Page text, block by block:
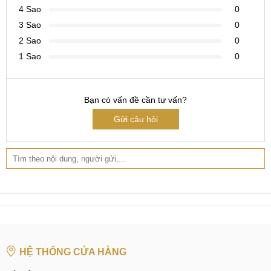
Bước 4: Linh kiện camera chính hãng được mang tới khách
hàng kiểm tra.
Bước 5: Quá trình thay camera iPhone SE từ 1 đến 2 tiếng
là khách hàng có thể lấy ngay.
: Kỹ thuật test lại toàn bộ chức năng camera sau khi
Bước 7: Giao máy cho khách hàng kiểm tra, khi khách đã
hàng.
Thay mic iPhone SE
4 Sao
0
3 Sao
0
2 Sao
0
1 Sao
0
Bạn có vấn đề cần tư vấn?
Gửi câu hỏi
HỆ THỐNG CỬA HÀNG